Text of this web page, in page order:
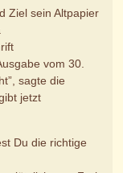
Ziel sein Altpapier
vom 30.
sagte die
jetzt
Du die richtige